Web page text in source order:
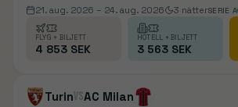
21. aug. 2026 – 24. aug. 2026 3 nätterSERIE A
FLYG + BILJETT
4 853 SEK
HOTELL + BILJETT
3 563 SEK
TurinvsAC Milan